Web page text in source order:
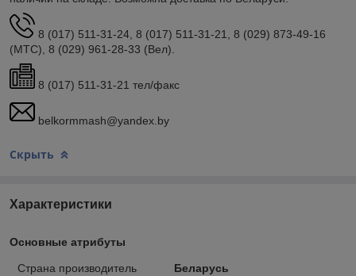
8 (017) 511-31-24, 8 (017) 511-31-21, 8 (029) 873-49-16
(МТС), 8 (029) 961-28-33 (Вел).
8 (017) 511-31-21 тел/факс
belkormmash@yandex.by
Скрыть
Характеристики
Основные атрибуты
Страна производитель Беларусь